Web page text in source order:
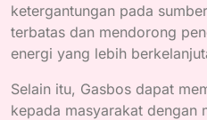
ketergantungan pada
terbatas dan mendorong
energi yang lebih
Selain itu, Gasbos dapat
kepada masyarakat dengan